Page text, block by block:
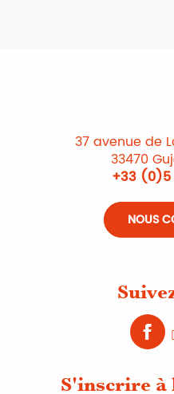
37 avenue de
33470
+33 (0)5
NOUS
S'inscrire à